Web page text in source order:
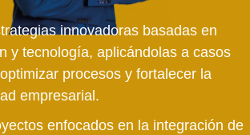
innovadoras basadas en
y tecnología, aplicándolas a casos
procesos y fortalecer la
empresarial.
enfocados en la integración de